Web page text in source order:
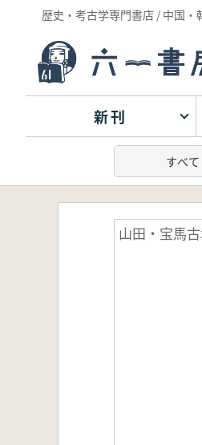
歴史・考古学専門書店 / 中国
新刊
山田・宝馬